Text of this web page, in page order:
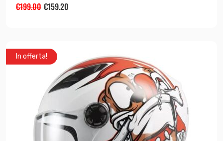
€199.00 €159.20
In offerta!